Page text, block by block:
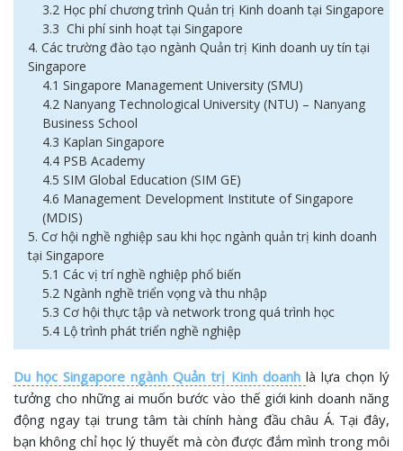
3.2 Học phí chương trình Quản trị Kinh doanh tại Singapore
3.3 Chi phí sinh hoạt tại Singapore
4. Các trường đào tạo ngành Quản trị Kinh doanh uy tín tại
Singapore
4.1 Singapore Management University (SMU)
4.2 Nanyang Technological University (NTU) – Nanyang
Business School
4.3 Kaplan Singapore
4.4 PSB Academy
4.5 SIM Global Education (SIM GE)
4.6 Management Development Institute of Singapore
(MDIS)
5. Cơ hội nghề nghiệp sau khi học ngành quản trị kinh doanh
tại Singapore
5.1 Các vị trí nghề nghiệp phổ biến
5.2 Ngành nghề triển vọng và thu nhập
5.3 Cơ hội thực tập và network trong quá trình học
5.4 Lộ trình phát triển nghề nghiệp
Du học Singapore ngành Quản trị Kinh doanh là lựa chọn lý
tưởng cho những ai muốn bước vào thế giới kinh doanh năng
động ngay tại trung tâm tài chính hàng đầu châu Á. Tại đây,
bạn không chỉ học lý thuyết mà còn được đắm mình trong môi